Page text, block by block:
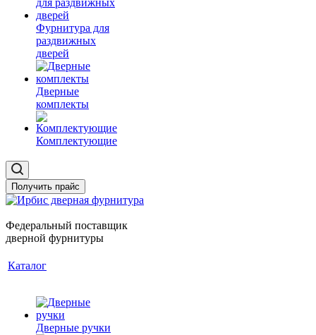
Фурнитура для
раздвижных
дверей
Дверные
комплекты
Комплектующие
Получить прайс
Федеральный поставщик
дверной фурнитуры
Каталог
Дверные ручки